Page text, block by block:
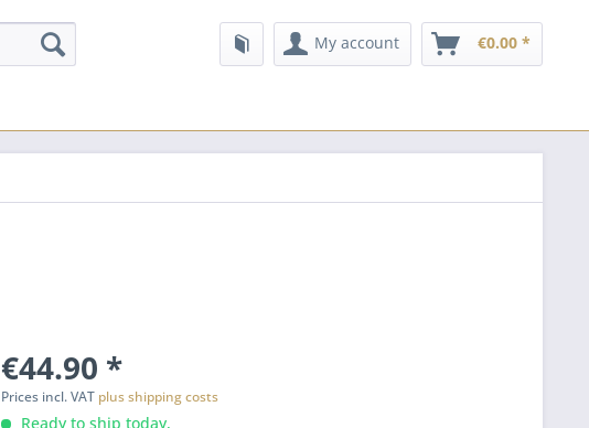
My account €0.00 *
€44.90 *
Prices incl. VAT plus shipping costs
Ready to ship today,